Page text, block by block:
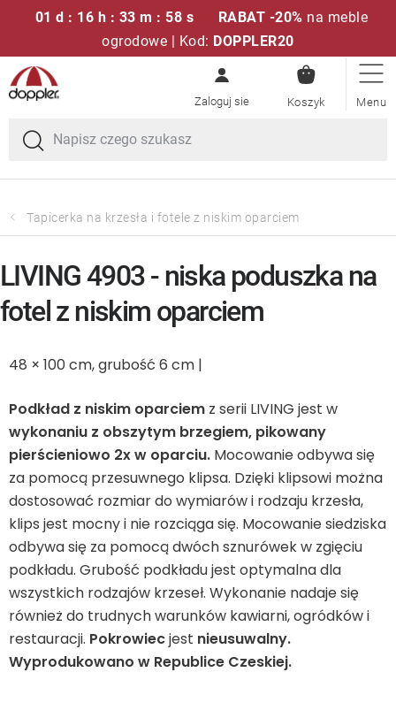
01 d : 16 h : 33 m : 58 s RABAT -20% na meble
ogrodowe | Kod: DOPPLER20
Przejść
do
treści
KOSZYK
Zestawy sof
Parasole ogrodowe
Poduszki i poduszki siedziskowe
Leżaki
Akcesoria
Parasole
Produkty gastronomiczne
Kolekcja
Tapicerka na krzesła i fotele z niskim oparciem
48 × 100 cm, grubość 6 cm |
Podkład z niskim oparciem z serii LIVING jest w
wykonaniu z obszytym brzegiem, pikowany
pierścieniowo 2x w oparciu. Mocowanie odbywa się
za pomocą przesuwnego klipsa. Dzięki klipsowi można
dostosować rozmiar do wymiarów i rodzaju krzesła,
klips jest mocny i nie rozciąga się. Mocowanie siedziska
odbywa się za pomocą dwóch sznurówek w zgięciu
podkładu. Grubość podkładu jest optymalna dla
wszystkich rodzajów krzeseł. Wykonanie nadaje się
również do trudnych warunków kawiarni, ogródków i
restauracji. Pokrowiecjest nieusuwalny.
Wyprodukowano w Republice Czeskiej.
LIVING 4903 - niska poduszka na
fotel z niskim oparciem